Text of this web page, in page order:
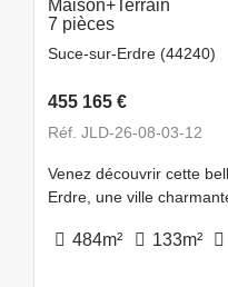
Maison+Terrain
7 pièces
Suce-sur-Erdre (44240)
455 165 €
Réf. JLD-26-08-03-12
Venez découvrir cette
Erdre, une ville
484m² 133m²